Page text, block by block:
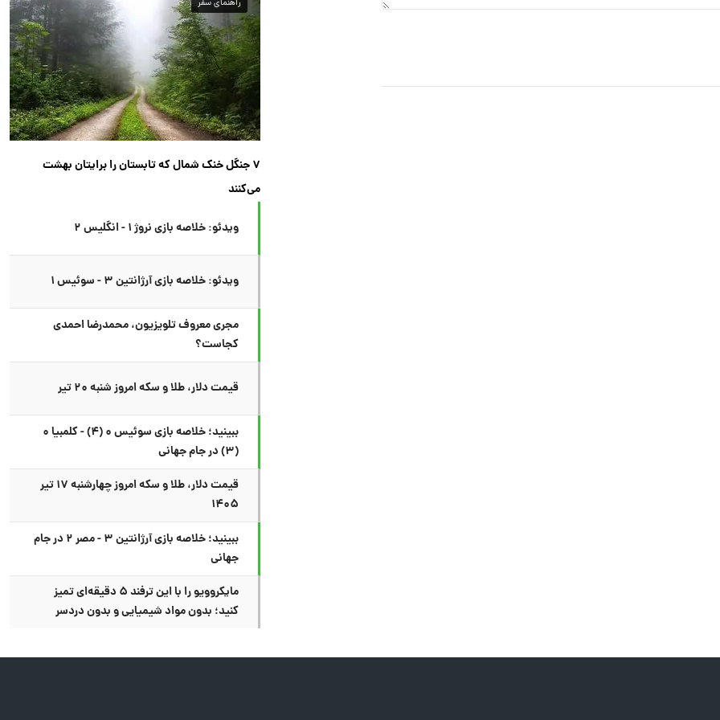
راهنمای سفر
۷ جنگل خنک شمال که تابستان را برایتان بهشت
می‌کنند
ویدئو: خلاصه بازی نروژ ۱ - انگلیس ۲
ویدئو: خلاصه بازی آرژانتین ۳ - سوئیس ۱
مجری معروف تلویزیون، محمدرضا احمدی
کجاست؟
قیمت دلار، طلا و سکه امروز شنبه ۲۰ تیر
ببینید؛ خلاصه بازی سوئیس ۰ (۴) - کلمبیا ۰
(۳) در جام جهانی
قیمت دلار، طلا و سکه امروز چهارشنبه ۱۷ تیر
۱۴۰۵
ببینید؛ خلاصه بازی آرژانتین ۳ - مصر ۲ در جام
جهانی
مایکروویو را با این ترفند ۵ دقیقه‌ای تمیز
کنید؛ بدون مواد شیمیایی و بدون دردسر